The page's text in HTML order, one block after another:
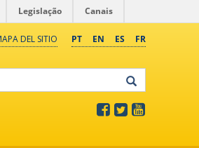
Legislação Canais
PT EN ES FR
DEL SITIO